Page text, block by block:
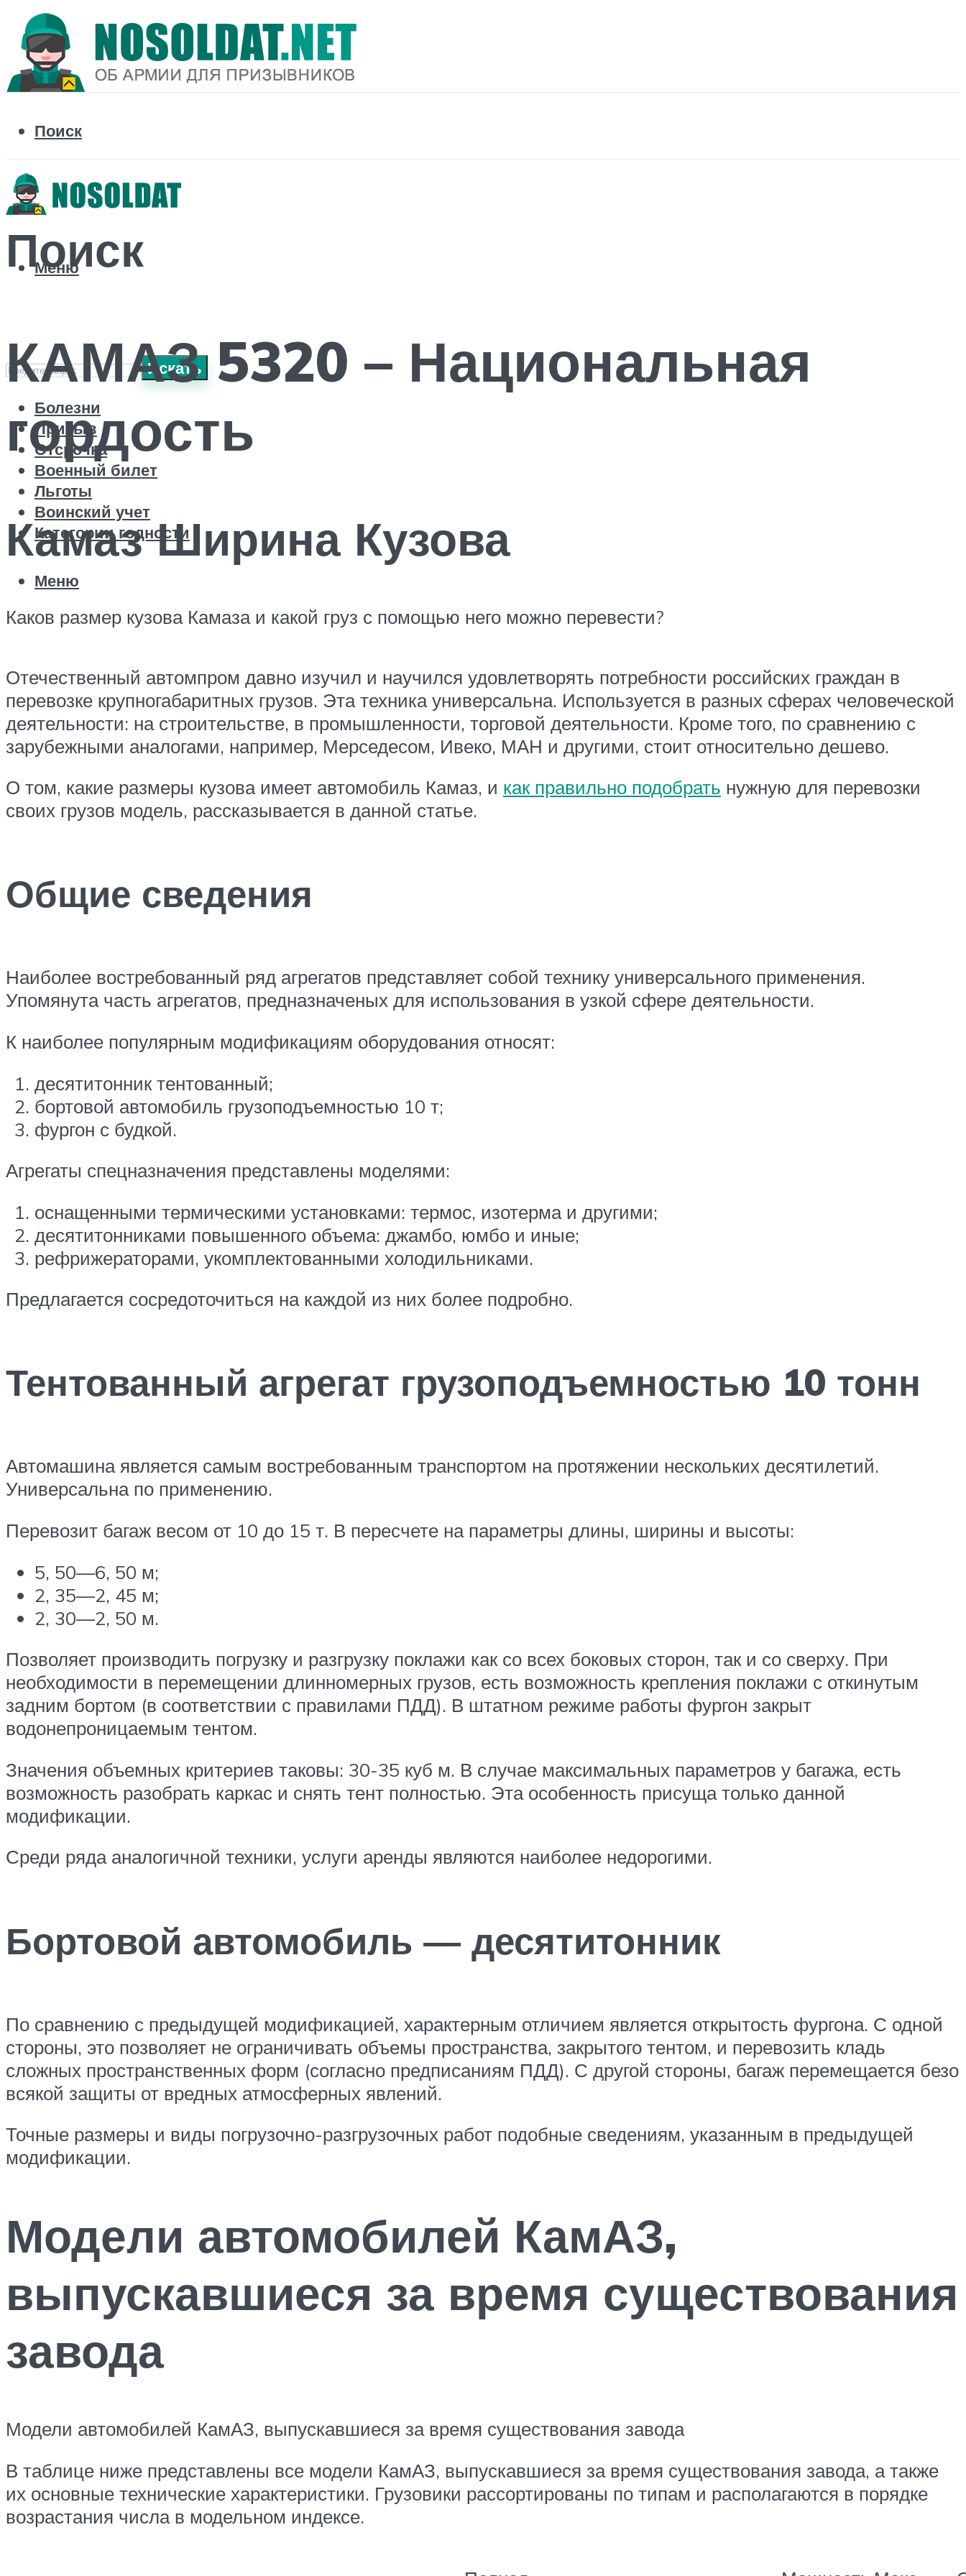
Поиск
Поиск
Искать
Болезни
Призыв
Отсрочка
Военный билет
Льготы
Воинский учет
Категории годности
Меню
Меню
КАМАЗ 5320 – Национальная
гордость
Камаз Ширина Кузова
Каков размер кузова Камаза и какой груз с помощью него можно перевести?
Отечественный автомпром давно изучил и научился удовлетворять потребности российских граждан в
перевозке крупногабаритных грузов. Эта техника универсальна. Используется в разных сферах человеческой
деятельности: на строительстве, в промышленности, торговой деятельности. Кроме того, по сравнению с
зарубежными аналогами, например, Мерседесом, Ивеко, МАН и другими, стоит относительно дешево.
О том, какие размеры кузова имеет автомобиль Камаз, и как правильно подобрать нужную для перевозки
своих грузов модель, рассказывается в данной статье.
Общие сведения
Наиболее востребованный ряд агрегатов представляет собой технику универсального применения.
Упомянута часть агрегатов, предназначеных для использования в узкой сфере деятельности.
К наиболее популярным модификациям оборудования относят:
десятитонник тентованный;
бортовой автомобиль грузоподъемностью 10 т;
фургон с будкой.
Агрегаты спецназначения представлены моделями:
оснащенными термическими установками: термос, изотерма и другими;
десятитонниками повышенного объема: джамбо, юмбо и иные;
рефрижераторами, укомплектованными холодильниками.
Предлагается сосредоточиться на каждой из них более подробно.
Тентованный агрегат грузоподъемностью 10 тонн
Автомашина является самым востребованным транспортом на протяжении нескольких десятилетий.
Универсальна по применению.
Перевозит багаж весом от 10 до 15 т. В пересчете на параметры длины, ширины и высоты:
5, 50—6, 50 м;
2, 35—2, 45 м;
2, 30—2, 50 м.
Позволяет производить погрузку и разгрузку поклажи как со всех боковых сторон, так и со сверху. При
необходимости в перемещении длинномерных грузов, есть возможность крепления поклажи с откинутым
задним бортом (в соответствии с правилами ПДД). В штатном режиме работы фургон закрыт
водонепроницаемым тентом.
Значения объемных критериев таковы: 30-35 куб м. В случае максимальных параметров у багажа, есть
возможность разобрать каркас и снять тент полностью. Эта особенность присуща только данной
модификации.
Среди ряда аналогичной техники, услуги аренды являются наиболее недорогими.
Бортовой автомобиль — десятитонник
По сравнению с предыдущей модификацией, характерным отличием является открытость фургона. С одной
стороны, это позволяет не ограничивать объемы пространства, закрытого тентом, и перевозить кладь
сложных пространственных форм (согласно предписаниям ПДД). С другой стороны, багаж перемещается безо
всякой защиты от вредных атмосферных явлений.
Точные размеры и виды погрузочно-разгрузочных работ подобные сведениям, указанным в предыдущей
модификации.
Модели автомобилей КамАЗ,
выпускавшиеся за время существования
завода
Модели автомобилей КамАЗ, выпускавшиеся за время существования завода
В таблице ниже представлены все модели КамАЗ, выпускавшиеся за время существования завода, а также
их основные технические характеристики. Грузовики рассортированы по типам и располагаются в порядке
возрастания числа в модельном индексе.